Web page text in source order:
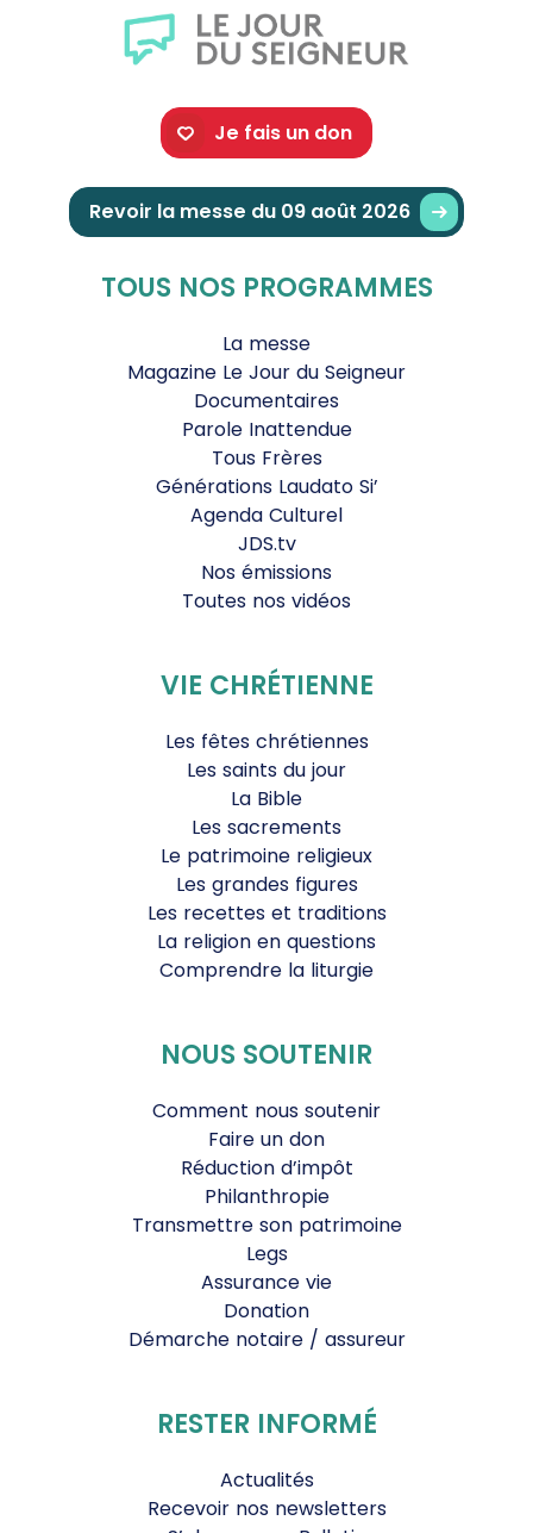
Je fais un don
Revoir la messe du 09 août 2026
TOUS NOS PROGRAMMES
La messe
Magazine Le Jour du Seigneur
Documentaires
Parole Inattendue
Tous Frères
Générations Laudato Si’
Agenda Culturel
JDS.tv
Nos émissions
Toutes nos vidéos
VIE CHRÉTIENNE
Les fêtes chrétiennes
Les saints du jour
La Bible
Les sacrements
Le patrimoine religieux
Les grandes figures
Les recettes et traditions
La religion en questions
Comprendre la liturgie
NOUS SOUTENIR
Comment nous soutenir
Faire un don
Réduction d’impôt
Philanthropie
Transmettre son patrimoine
Legs
Assurance vie
Donation
Démarche notaire / assureur
RESTER INFORMÉ
Actualités
Recevoir nos newsletters